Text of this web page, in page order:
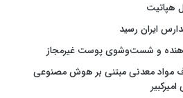
هپاتیت
ایران رسید
و شست‌وشوی پوست غیرمجاز
مواد معدنی مبتنی بر هوش مصنوعی